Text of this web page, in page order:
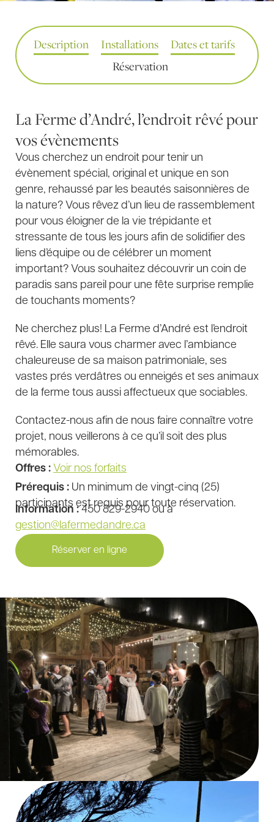
Description Installations
Dates et tarifs
Réservation
La Ferme d’André, l’endroit rêvé pour
vos évènements
Vous cherchez un endroit pour tenir un
évènement spécial, original et unique en son
genre, rehaussé par les beautés saisonnières de
la nature? Vous rêvez d’un lieu de rassemblement
pour vous éloigner de la vie trépidante et
stressante de tous les jours afin de solidifier des
liens d’équipe ou de célébrer un moment
important? Vous souhaitez découvrir un coin de
paradis sans pareil pour une fête surprise remplie
de touchants moments?
Ne cherchez plus! La Ferme d’André est l’endroit
rêvé. Elle saura vous charmer avec l’ambiance
chaleureuse de sa maison patrimoniale, ses
vastes prés verdâtres ou enneigés et ses animaux
de la ferme tous aussi affectueux que sociables.
Contactez-nous afin de nous faire connaître votre
projet, nous veillerons à ce qu’il soit des plus
mémorables.
Offres : Voir nos forfaits
Prérequis : Un minimum de vingt-cinq (25)
participants est requis pour toute réservation.
Information :450 829-2940 ou à
gestion@lafermedandre.ca
Réserver en ligne